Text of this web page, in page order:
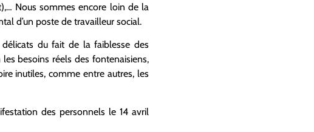
Nous sommes encore loin de la
d’un poste de travailleur social.
du fait de la faiblesse des
besoins réels des fontenaisiens,
inutiles, comme entre autres, les
des personnels le 14 avril